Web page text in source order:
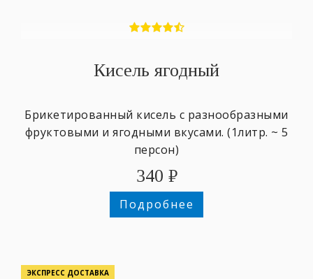
Кисель ягодный
Брикетированный кисель с разнообразными
фруктовыми и ягодными вкусами. (1литр. ~ 5
персон)
340 ₽
Подробнее
ЭКСПРЕСС ДОСТАВКА